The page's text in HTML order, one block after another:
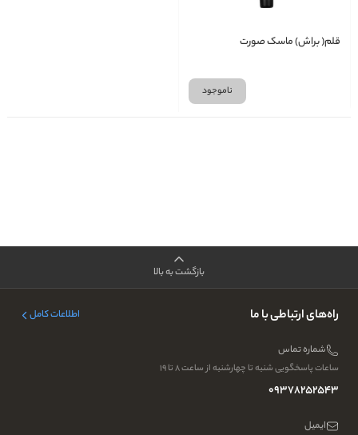
قلم( براش) ماسک صورت
ناموجود
بازگشت به بالا
راه‌های ارتباطی با ما اطلاعات کامل
شماره تماس
ساعات پاسخگویی شنبه تا چهارشنبه از ساعت ۸ تا ۱۹
09378252543
ایمیل